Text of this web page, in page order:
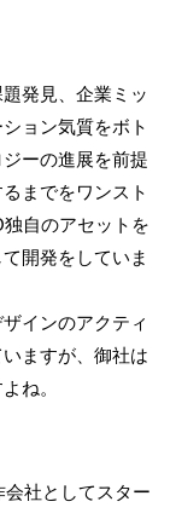
発見、企業ミッ
ョン気質をボト
ーの進展を前提
までをワンスト
自のアセットを
開発をしていま
インのアクティ
ますが、御社は
ね。
社としてスター